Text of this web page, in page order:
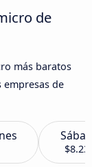
de
más baratos
empresas de